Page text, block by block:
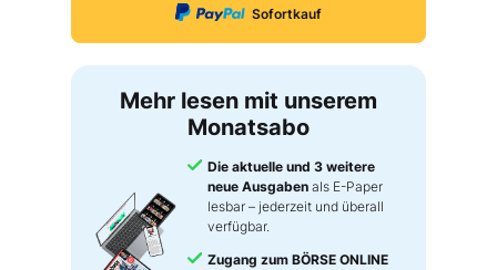
Sofortkauf
Mehr lesen mit unserem
Monatsabo
Die aktuelle und 3 weitere
neue Ausgaben als E-Paper
lesbar – jederzeit und überall
verfügbar.
Zugang zum BÖRSE ONLINE